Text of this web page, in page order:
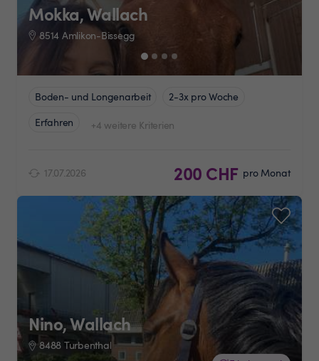
Mokka, Wallach
8514 Amlikon-Bissegg
Boden- und Longenarbeit
2-3x pro Woche
Erfahren
+4 weitere Kriterien
17.07.2026 200 CHF pro Monat
Nino, Wallach
8488 Turbenthal